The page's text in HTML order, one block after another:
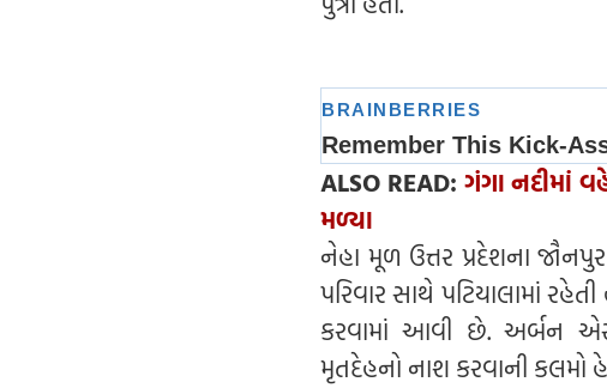
ALSO READ: ગંગા નદીમાં
મળ્યા
નેહા મૂળ ઉત્તર પ્રદેશના
પરિવાર સાથે પટિયાલામાં
કરવામાં આવી છે. અર્બન
મૃતદેહનો નાશ કરવાની